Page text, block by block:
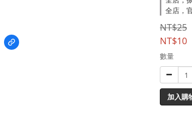
全店，
NT$25
NT$10
數量
加入購